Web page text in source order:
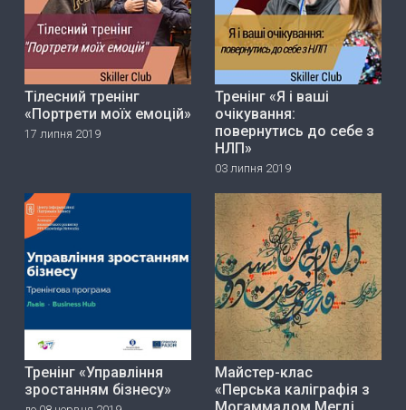
Тілесний тренінг
«Портрети моїх емоцій»
17 липня 2019
Тренінг «Я і ваші
очікування:
повернутись до себе з
НЛП»
03 липня 2019
Тренінг «Управління
зростанням бізнесу»
Майстер-клас
«Перська каліграфія з